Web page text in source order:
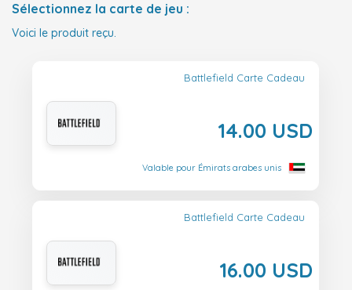
Sélectionnez la carte de jeu :
Voici le produit reçu.
Battlefield Carte Cadeau
14.00 USD
Valable pour Émirats arabes unis
Battlefield Carte Cadeau
16.00 USD